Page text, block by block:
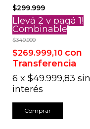
$299.999
Llevá 2 y pagá 1!
Combinable
$349.999
$269.999,10 con
Transferencia
6 x $49.999,83 sin
interés
Comprar